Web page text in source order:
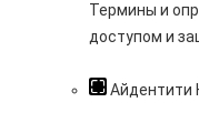
Термины и
доступом и
Айдентити